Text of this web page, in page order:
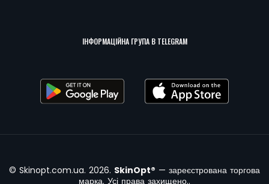
ІНФОРМАЦІЙНА ГРУПА В TELEGRAM
© Skinopt.com.ua. 2026. SkinOpt® — зареєстрована торгова
марка. Усі права захищено..